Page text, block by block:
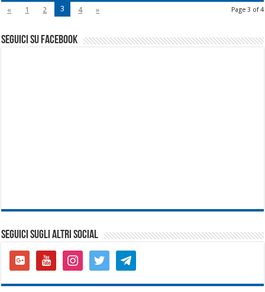
Page 3 of 4
« 1 2 3 4 »
seguici su facebook
SEGUICI SUGLI ALTRI SOCIAL
google-
plus-
youtubeinstagramtwitter telegram